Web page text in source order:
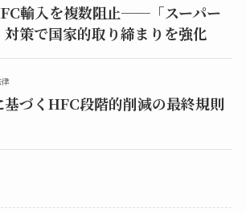
輸入を複数阻止──「スーパー
策で国家的取り締まりを強化
づくHFC段階的削減の最終規則